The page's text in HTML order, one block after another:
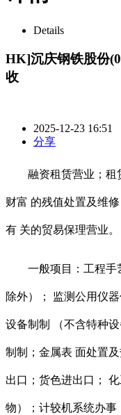
Details
HK]沉庆钢铁股份
收
2025-12-23 16:51
分享
融资租赁营业；租
财富 的残值处置及维
有 关的贸易保理营业。
一般项目：工程手
除外）； 监测公用仪
设备制制 （不含特种
制制；金属表 面处置
出口；货色进出口；
物）；计较机系统办